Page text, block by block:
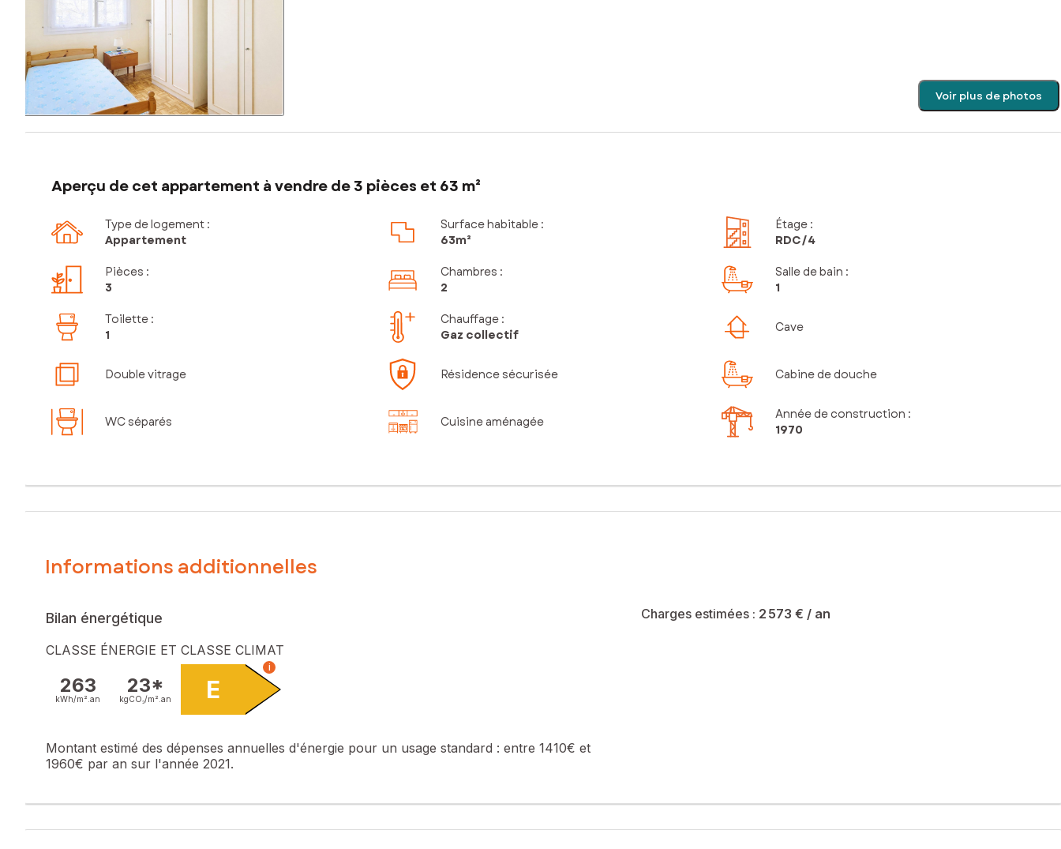
Voir plus de photos
Aperçu de cet appartement à vendre de 3 pièces et 63 m²
Type de logement :
Appartement
Surface habitable :
63m²
Étage :
RDC/4
Pièces :
3
Chambres :
2
Salle de bain :
1
Toilette :
1
Chauffage :
Gaz collectif
Cave
Double vitrage Résidence sécurisée Cabine de douche
WC séparés Cuisine aménagée
Année de construction :
1970
Informations additionnelles
Bilan énergétique
CLASSE ÉNERGIE ET CLASSE CLIMAT
263
kWh/m². an
23*
kgCO₂/m². an E
i
Montant estimé des dépenses annuelles d'énergie pour un usage standard : entre 1410€ et
1960€ par an sur l'année 2021.
Charges estimées : 2 573 € / an